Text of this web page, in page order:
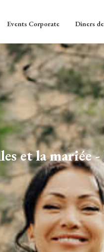
Events Corporate Diners
et la mariée